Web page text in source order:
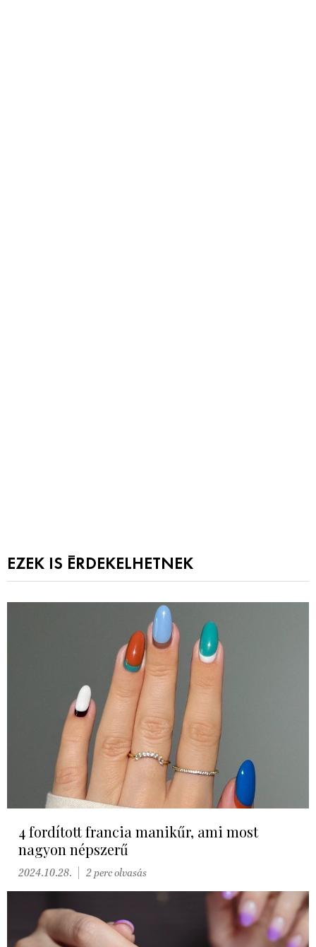
EZEK IS ÉRDEKELHETNEK
4 fordított francia manikűr, ami most
nagyon népszerű
2024.10.28. 2 perc olvasás